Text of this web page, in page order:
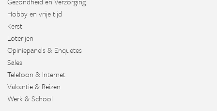
Hobby en vrije tijd
Kerst
Loterijen
Opiniepanels & Enquetes
Sales
Telefoon & Internet
Vakantie & Reizen
Werk & School